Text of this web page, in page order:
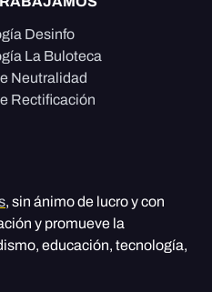
Desinfo
La Buloteca
Neutralidad
Rectificación
, sin ánimo de lucro y con
y promueve la
educación, tecnología,